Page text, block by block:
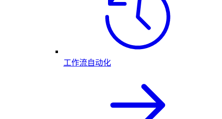
工作流自动化